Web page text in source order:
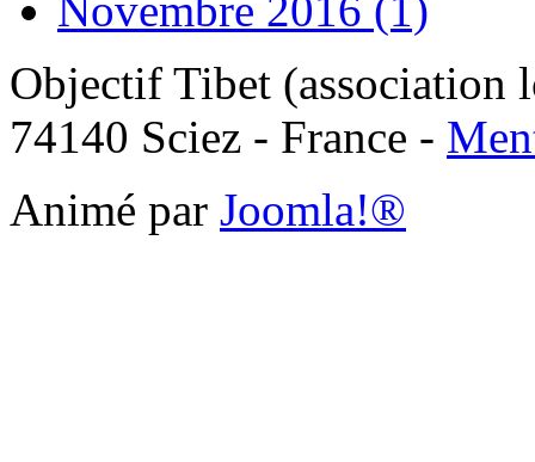
Objectif Tibet (association
74140 Sciez - France -
Animé par Joomla!®